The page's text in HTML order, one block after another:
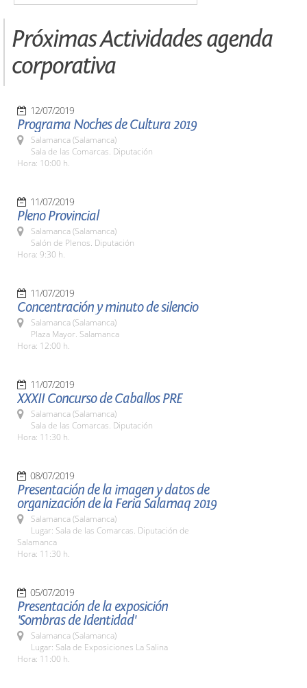
Próximas Actividades agenda
corporativa
12/07/2019
Programa Noches de Cultura 2019
Salamanca (Salamanca)
Sala de las Comarcas. Diputación
Hora: 10:00 h.
11/07/2019
Pleno Provincial
Salamanca (Salamanca)
Salón de Plenos. Diputación
Hora: 9:30 h.
11/07/2019
Concentración y minuto de silencio
Salamanca (Salamanca)
Plaza Mayor. Salamanca
Hora: 12:00 h.
11/07/2019
XXXII Concurso de Caballos PRE
Salamanca (Salamanca)
Sala de las Comarcas. Diputación
Hora: 11:30 h.
08/07/2019
Presentación de la imagen y datos de
organización de la Feria Salamaq 2019
Salamanca (Salamanca)
Lugar: Sala de las Comarcas. Diputación de
Salamanca
Hora: 11:30 h.
05/07/2019
Presentación de la exposición
'Sombras de Identidad'
Salamanca (Salamanca)
Lugar: Sala de Exposiciones La Salina
Hora: 11:00 h.